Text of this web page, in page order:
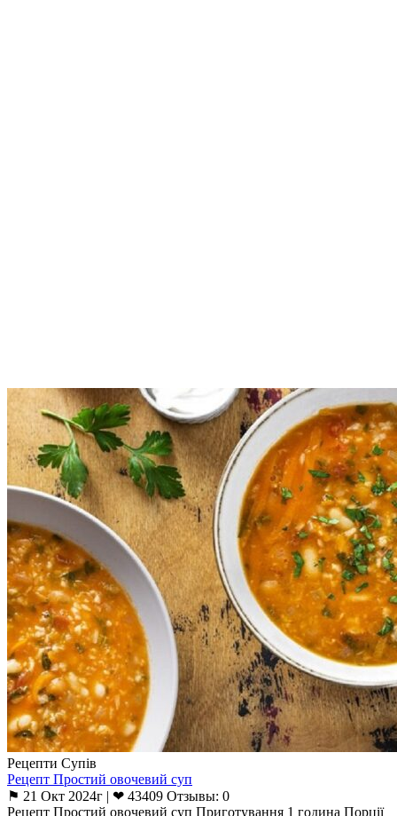
Рецепти Супів
Рецепт Простий овочевий суп
⚑ 21 Окт 2024г | ❤ 43409 Отзывы: 0
Рецепт Простий овочевий суп Приготування 1 година Порції